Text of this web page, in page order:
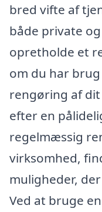
bred vifte af
både private
opretholde et
om du har
rengøring af
efter en
regelmæssig
virksomhed,
muligheder,
Ved at bruge